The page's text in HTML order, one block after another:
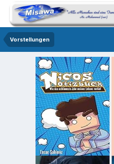
Vorstellungen